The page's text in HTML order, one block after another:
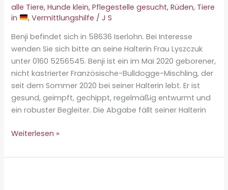
alle Tiere,Hunde klein,Pflegestelle gesucht,Rüden, Tiere
in
,Vermittlungshilfe /J S
Benji befindet sich in 58636 Iserlohn. Bei Interesse
wenden Sie sich bitte an seine Halterin Frau Lyszczuk
unter 0160 5256545. Benji ist ein im Mai 2020 geborener,
nicht kastrierter Französische-Bulldogge-Mischling, der
seit dem Sommer 2020 bei seiner Halterin lebt. Er ist
gesund, geimpft, gechippt, regelmäßig entwurmt und
ein robuster Begleiter. Die Abgabe fällt seiner Halterin
Vermittlungshilfe
Benji
Weiterlesen »